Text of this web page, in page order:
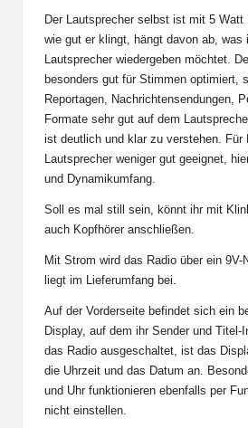
Der Lautsprecher selbst ist mit 5 Watt
wie gut er klingt, hängt davon ab, was
Lautsprecher wiedergeben möchtet.
besonders gut für Stimmen optimiert,
Reportagen, Nachrichtensendungen,
Formate sehr gut auf dem
ist deutlich und klar zu verstehen. Für
Lautsprecher weniger gut geeignet,
und Dynamikumfang.
Soll es mal still sein, könnt ihr mit
auch Kopfhörer anschließen.
Mit Strom wird das Radio über ein
liegt im Lieferumfang bei.
Auf der Vorderseite befindet sich ein
Display, auf dem ihr Sender und
das Radio ausgeschaltet, ist das
die Uhrzeit und das Datum an.
und Uhr funktionieren ebenfalls per
nicht einstellen.